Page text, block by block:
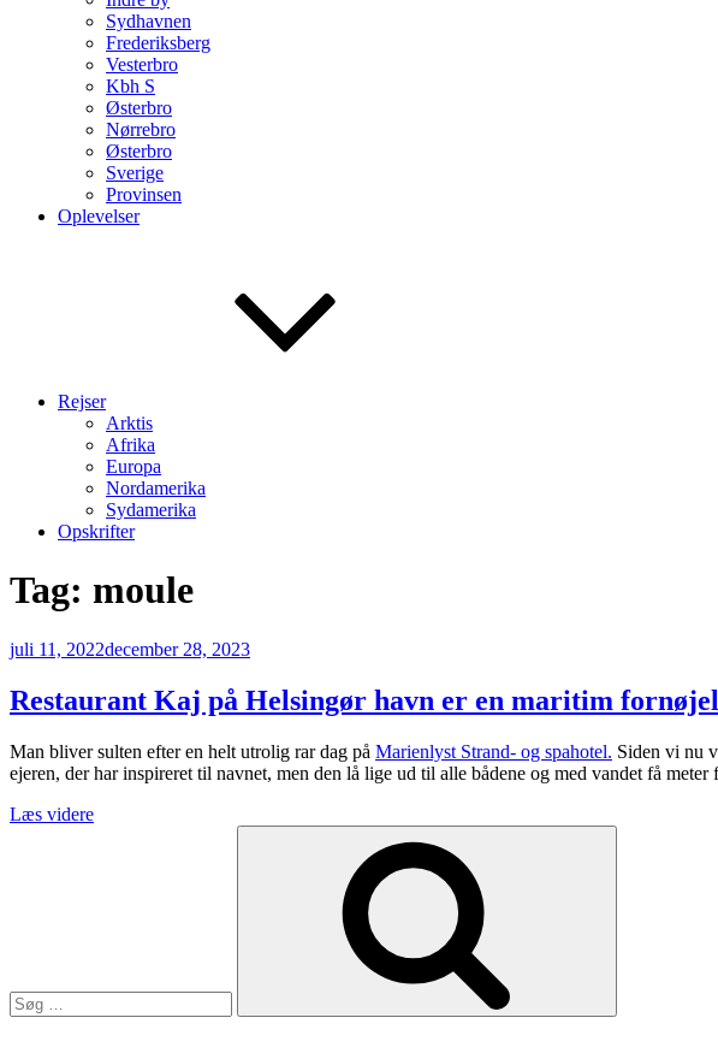
Sydhavnen
Frederiksberg
Vesterbro
Kbh S
Østerbro
Nørrebro
Østerbro
Sverige
Provinsen
Oplevelser
Rejser
Arktis
Afrika
Europa
Nordamerika
Sydamerika
Opskrifter
Tag: moule
Udgivet
juli 11, 2022december 28, 2023
Restaurant Kaj på Helsingør havn er en maritim
Man bliver sulten efter en helt utrolig rar dag på Marienlyst Strand- og spahotel. Siden vi nu
ejeren, der har inspireret til navnet, men den lå lige ud til alle bådene og med vandet få
Læs videre“Restaurant